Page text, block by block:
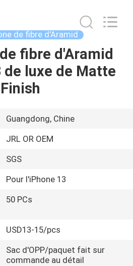
de fibre d'Aramid
fibre d'Aramid
de luxe de Matte
Finish
Guangdong, Chine
JRL OR OEM
SGS
Pour l'iPhone 13
50 PCs
USD13-15/pcs
Sac d'OPP/paquet fait sur
commande au détail